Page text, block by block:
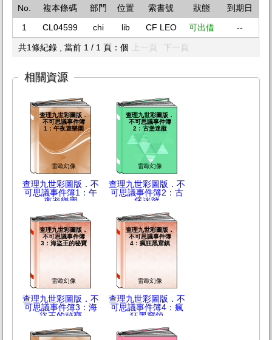
No. 複本條碼 部門 位置 索書號 狀態
到期日
1
CL04599 chi lib CF LEO 可出借 --
共1條紀錄 , 當前 1 / 1 頁：個 上一頁 下一頁
相關資源
查理九世彩圖版．
不可思議事件簿
1：午夜遊樂園
雷歐幻像
查理九世彩圖版．不
可思議事件簿1：午
夜遊樂園
查理九世彩圖版．
不可思議事件簿
2：古堡迷蹤
雷歐幻像
查理九世彩圖版．不
可思議事件簿2：古
堡迷蹤
查理九世彩圖版．
不可思議事件簿
3：海盜王的秘寶
雷歐幻像
查理九世彩圖版．不
可思議事件簿3：海
盜王的秘寶
查理九世彩圖版．
不可思議事件簿
4：瘋狂黑窟鎮
雷歐幻像
查理九世彩圖版．不
可思議事件簿4：瘋
狂黑窟鎮